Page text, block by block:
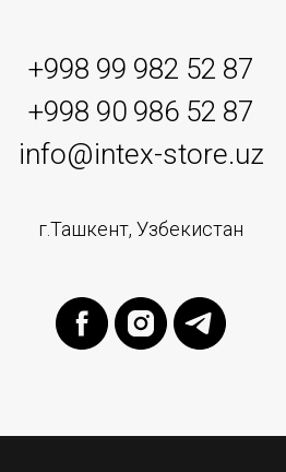
+998 99 982 52 87
+998 90 986 52 87
info@intex-store.uz
г.Ташкент, Узбекистан